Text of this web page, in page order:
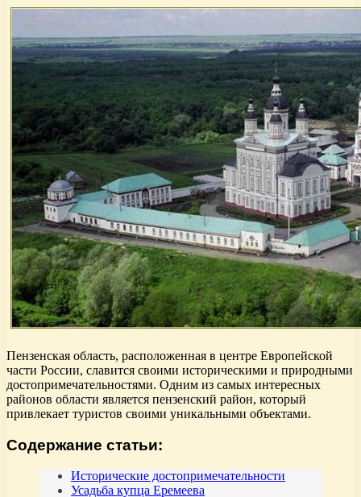
Пензенская область, расположенная в центре Европейской
части России, славится своими историческими и природными
достопримечательностями. Одним из самых интересных
районов области является пензенский район, который
привлекает туристов своими уникальными объектами.
Содержание статьи:
Исторические достопримечательности
Усадьба купца Еремеева